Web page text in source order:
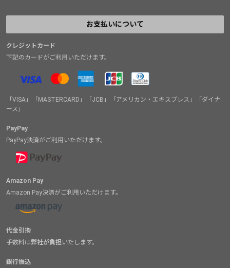
お支払いについて
クレジットカード
下記のカードがご利用いただけます。
「VISA」「MASTERCARD」「JCB」「アメリカン・エキスプレス」「ダイナ
ース」
PayPay
PayPay決済がご利用いただけます。
Amazon Pay
Amazon Pay決済がご利用いただけます。
代金引換
手数料は弊社が負担いたします。
銀行振込